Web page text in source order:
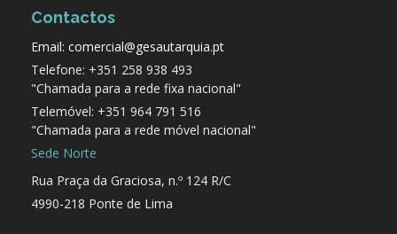
Contactos
Email: comercial@gesautarquia.pt
Telefone: +351 258 938 493
"Chamada para a rede fixa nacional"
Telemóvel: +351 964 791 516
"Chamada para a rede móvel nacional"
Sede Norte
Rua Praça da Graciosa, n.º 124 R/C
4990-218 Ponte de Lima